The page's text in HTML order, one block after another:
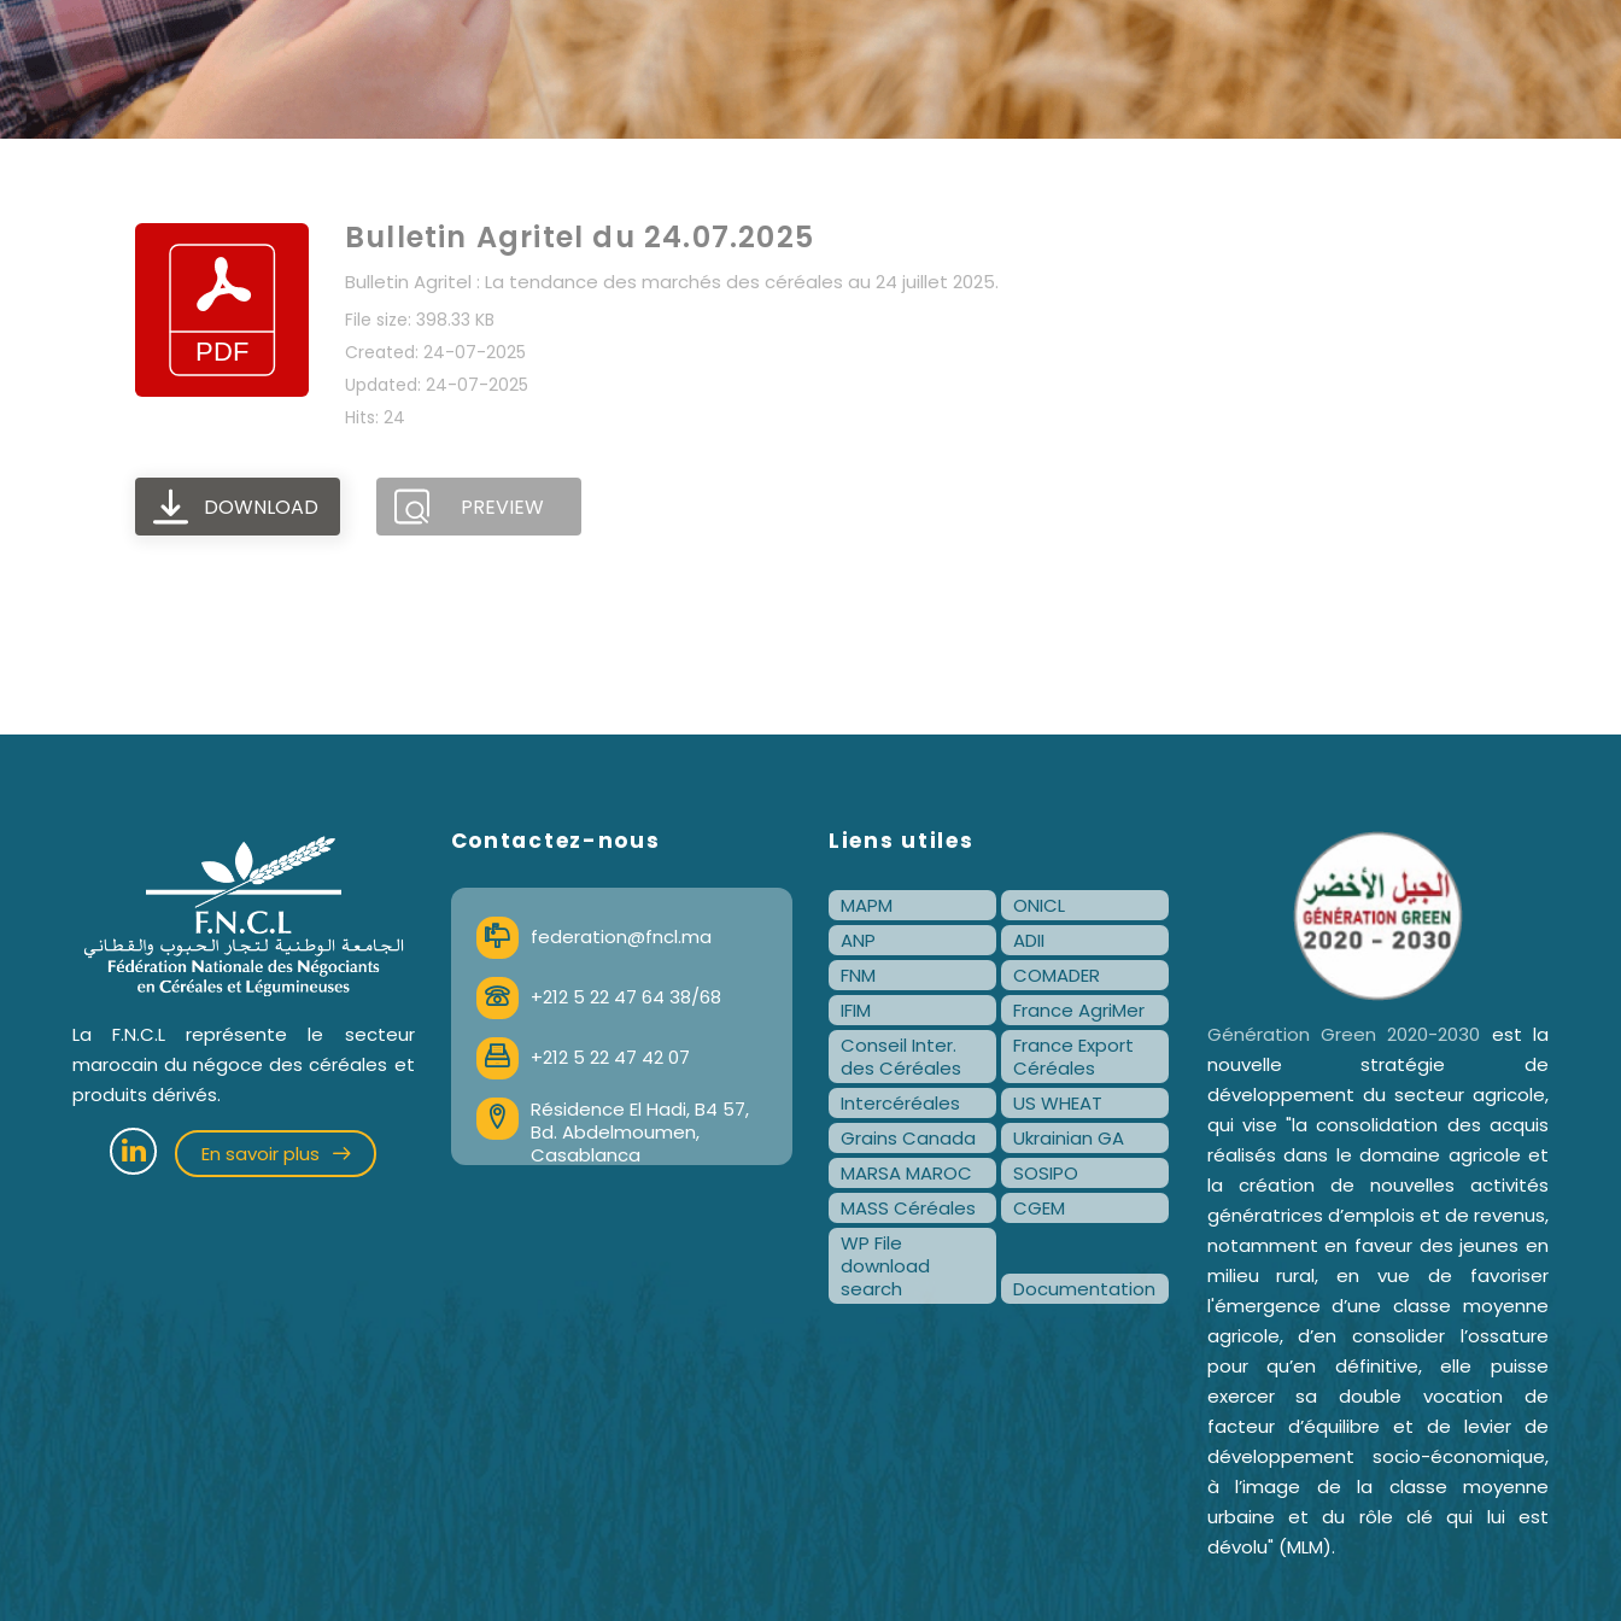
Bulletin Agritel du 24.07.2025
Bulletin Agritel : La tendance des marchés des céréales au 24 juillet 2025.
File size: 398.33 KB
Created: 24-07-2025
Updated: 24-07-2025
Hits: 24
DOWNLOAD PREVIEW
La F.N.C.L représente le secteur
marocain du négoce des céréales et
produits dérivés.
En savoir plus
Contactez-nous
federation@fncl.ma
+212 5 22 47 64 38/68
+212 5 22 47 42 07
Résidence El Hadi, B4 57,
Bd. Abdelmoumen,
Casablanca
Liens utiles
MAPM
ONICL
ANP
ADII
FNM
COMADER
IFIM
France AgriMer
Conseil Inter.
des Céréales
France Export
Céréales
Intercéréales
US WHEAT
Grains Canada
Ukrainian GA
MARSA MAROC
SOSIPO
MASS Céréales
CGEM
WP File
download
search
Documentation
Génération Green 2020-2030 est la
nouvelle stratégie de
développement du secteur agricole,
qui vise "la consolidation des acquis
réalisés dans le domaine agricole et
la création de nouvelles activités
génératrices d’emplois et de revenus,
notamment en faveur des jeunes en
milieu rural, en vue de favoriser
l'émergence d’une classe moyenne
agricole, d’en consolider l’ossature
pour qu’en définitive, elle puisse
exercer sa double vocation de
facteur d’équilibre et de levier de
développement socio-économique,
à l’image de la classe moyenne
urbaine et du rôle clé qui lui est
dévolu" (MLM).